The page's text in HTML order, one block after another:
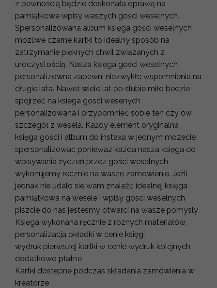
z pewnością będzie doskonała oprawą na
pamiątkowe wpisy waszych gości weselnych.
Spersonalizowana album księga gości weselnych
mozliwe czarne kartki to idealny sposób na
zatrzymanie pięknych chwil związanych z
uroczystością. Nasza księga gości weselnych
personalizowna zapewni niezwykłe wspomnienia na
długie lata. Nawet wiele lat po ślubie miło bedzie
spojrzeć na ksiega gosci wesenych
personalizowana i przypomnieć sobie ten czy ów
szczegół z wesela. Każdy element oryginalna
księga gości i album do instaxa w jednym mozecie
spersonalizowac poniewaz kazda nasza księga do
wpisywania życzeń przez gości weselnych
wykonujemy recznie na wasze zamowienie. Jeżli
jednak nie udalo sie wam znaleźć idealnej księga
pamiątkowa na wesele i wpisy gosci weselnych
piszcie do nas jestesmy otwarci na wasze pomysly
Księga wykonana ręcznie z róznych materiałów,
personalizacja okładki w cenie księgi
wydruk pierwszej kartki w cenie wydruk kolejnych
dodatkowo płatne
Kartki dostepne podczas składania zamówienia w
kreatorze